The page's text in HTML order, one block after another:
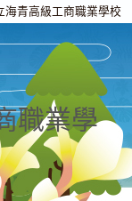
海青高級工商職業學校
職業學